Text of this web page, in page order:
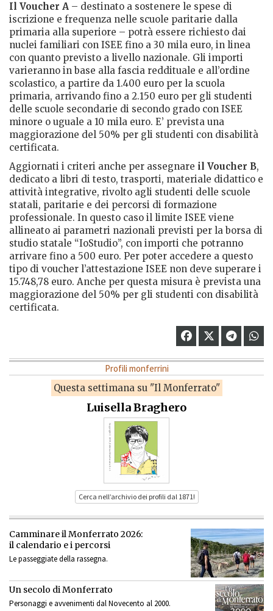
Il Voucher A – destinato a sostenere le spese di
iscrizione e frequenza nelle scuole paritarie dalla
primaria alla superiore – potrà essere richiesto dai
nuclei familiari con ISEE fino a 30 mila euro, in linea
con quanto previsto a livello nazionale. Gli importi
varieranno in base alla fascia reddituale e all’ordine
scolastico, a partire da 1.400 euro per la scuola
primaria, arrivando fino a 2.150 euro per gli studenti
delle scuole secondarie di secondo grado con ISEE
minore o uguale a 10 mila euro. E’ prevista una
maggiorazione del 50% per gli studenti con disabilità
certificata.
Aggiornati i criteri anche per assegnare il Voucher B,
dedicato a libri di testo, trasporti, materiale didattico e
attività integrative, rivolto agli studenti delle scuole
statali, paritarie e dei percorsi di formazione
professionale. In questo caso il limite ISEE viene
allineato ai parametri nazionali previsti per la borsa di
studio statale “IoStudio”, con importi che potranno
arrivare fino a 500 euro. Per poter accedere a questo
tipo di voucher l’attestazione ISEE non deve superare i
15.748,78 euro. Anche per questa misura è prevista una
maggiorazione del 50% per gli studenti con disabilità
certificata.
Profili monferrini
Questa settimana su "Il Monferrato"
Luisella Braghero
Cerca nell’archivio dei profili dal 1871!
Camminare il Monferrato 2026:
il calendario e i percorsi
Le passeggiate della rassegna.
Un secolo di Monferrato
Personaggi e avvenimenti dal Novecento al 2000.